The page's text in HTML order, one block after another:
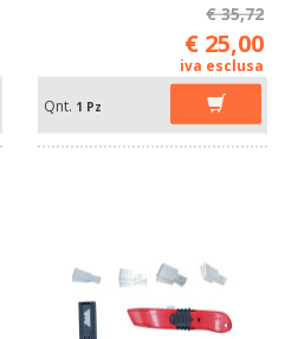
€ 35,72
€ 25,00
iva esclusa
Qnt. 1 Pz